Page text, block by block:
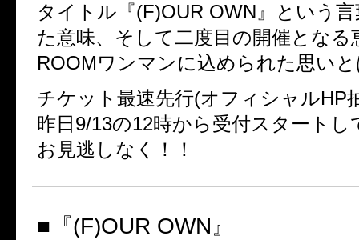
タイトル『(F)OUR OWN』という
た意味、そして二度目の開催となる
ROOMワンマンに込められた思い
チケット最速先行(オフィシャルHP
昨日9/13の12時から受付スタートし
お見逃しなく！！
■『(F)OUR OWN』